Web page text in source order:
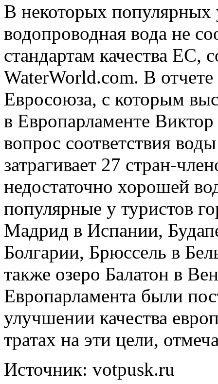
В некоторых популярных
водопроводная вода не
стандартам качества ЕС,
WaterWorld.com. В отчете
Евросоюза, с которым
в Европарламенте Виктор
вопрос соответствия
затрагивает 27 стран-
недостаточно хорошей
популярные у туристов
Мадрид в Испании,
Болгарии, Брюссель в
также озеро Балатон в
Европарламента были
улучшении качества
тратах на эти цели,
Источник: votpusk.ru